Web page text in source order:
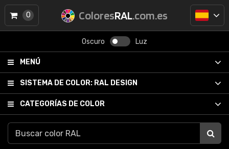
ColoresRAL.com.es
Oscuro Luz
MENÚ
SISTEMA DE COLOR: RAL DESIGN
CATEGORÍAS DE COLOR
0